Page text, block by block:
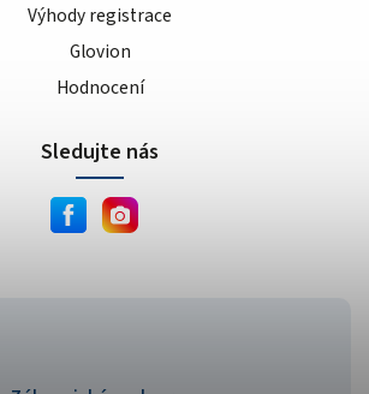
Výhody registrace
Glovion
Hodnocení
Sledujte nás